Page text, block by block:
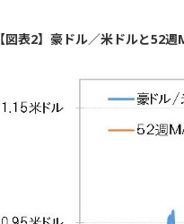
【図表2】豪ドル／米ドルと52週